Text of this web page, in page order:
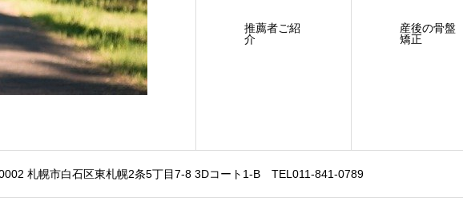
推薦者ご紹
介
産後の骨盤
矯正
札幌市白石区東札幌2条5丁目7-8 3Dコート1-B TEL011-841-0789